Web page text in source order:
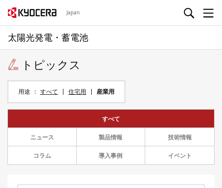
Japan
太陽光発電・蓄電池
トピックス
用途 すべて 住宅用 産業用
すべて
ニュース 製品情報 技術情報
コラム 導入事例 イベント